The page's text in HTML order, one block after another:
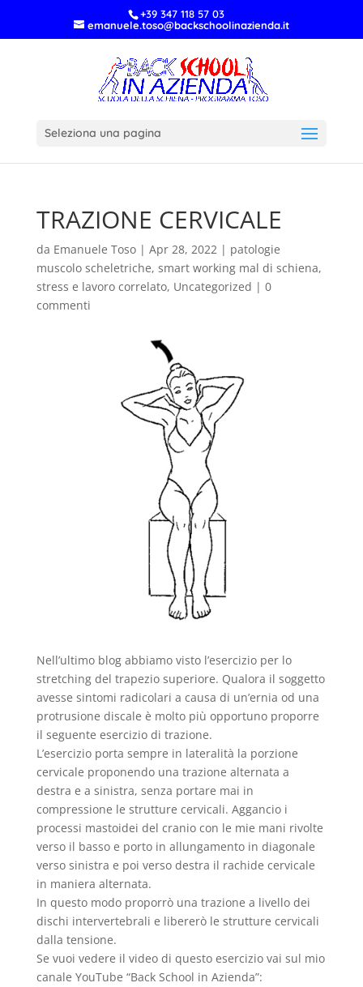
+39 347 118 57 03
emanuele.toso@backschoolinazienda.it
Seleziona una pagina
TRAZIONE CERVICALE
da Emanuele Toso| Apr 28, 2022| patologie
muscolo scheletriche, smart working mal di schiena,
stress e lavoro correlato, Uncategorized | 0
commenti
Nell’ultimo blog abbiamo visto l’esercizio per lo
stretching del trapezio superiore. Qualora il soggetto
avesse sintomi radicolari a causa di un’ernia od una
protrusione discale è molto più opportuno proporre
il seguente esercizio di trazione.
L’esercizio porta sempre in lateralità la porzione
cervicale proponendo una trazione alternata a
destra e a sinistra, senza portare mai in
compressione le strutture cervicali. Aggancio i
processi mastoidei del cranio con le mie mani rivolte
verso il basso e porto in allungamento in diagonale
verso sinistra e poi verso destra il rachide cervicale
in maniera alternata.
In questo modo proporrò una trazione a livello dei
dischi intervertebrali e libererò le strutture cervicali
dalla tensione.
Se vuoi vedere il video di questo esercizio vai sul mio
canale YouTube “Back School in Azienda”: